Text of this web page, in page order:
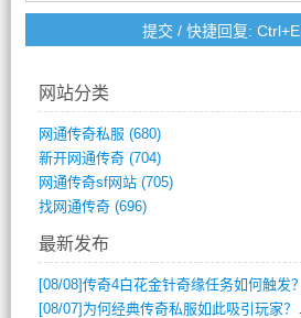
网站分类
网通传奇私服 (680)
新开网通传奇(704)
网通传奇sf网站(705)
找网通传奇(696)
最新发布
[08/08]传奇4白花金针奇缘任务如何触发？完整攻略解析
[08/07] 为何经典传奇私服如此吸引玩家？深度攻略解析